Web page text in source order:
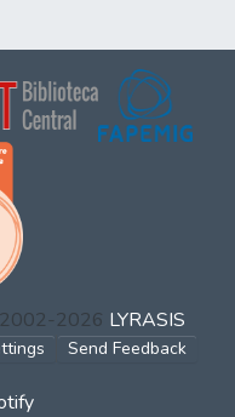
2026 LYRASIS
Send Feedback